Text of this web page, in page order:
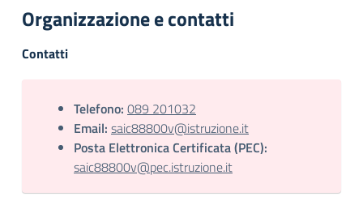
Organizzazione e contatti
Contatti
Telefono: 089 201032
Email: saic88800v@istruzione.it
Posta Elettronica Certificata (PEC):
saic88800v@pec.istruzione.it